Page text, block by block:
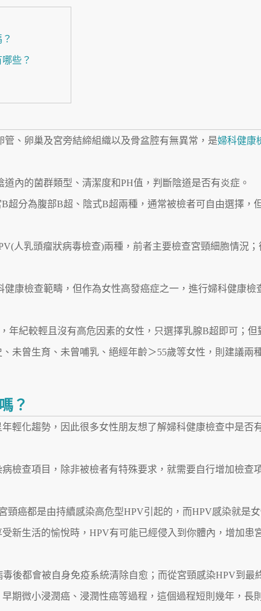
些？
、卵巢及宮旁結締組織以及骨盆腔有無異常，是婦科健康
內的菌群類型、清潔度和PH值，判斷陰道是否有炎症。
超分為腹部B超、陰式B超兩種，通常被檢者可自由選擇，
人乳頭瘤狀病毒檢查)兩種，前者主要檢查宮頸細胞情況；
健康檢查範疇，但作為女性高發癌症之一，進行婦科健康檢
年紀較輕且沒有高危因素的女性，只選擇乳腺B超即可；但
未曾生育、未曾哺乳、絕經年齡＞55歲等女性，則建議兩
？
輕化趨勢，因此很多女性朋友想了解婦科健康檢查中是否
檢查項目，除非被檢者有特殊要求，就需要自行增加檢查
頸癌都是由持續感染高危型HPV引起的，而HPV感染就是
新生活的愉悅時，HPV有可能已經侵入到你體內，增加患
後都會被自身免疫系統清除自愈；而從宮頸感染HPV到最
期微小浸潤癌、浸潤性癌等過程，這個過程短則幾年，長